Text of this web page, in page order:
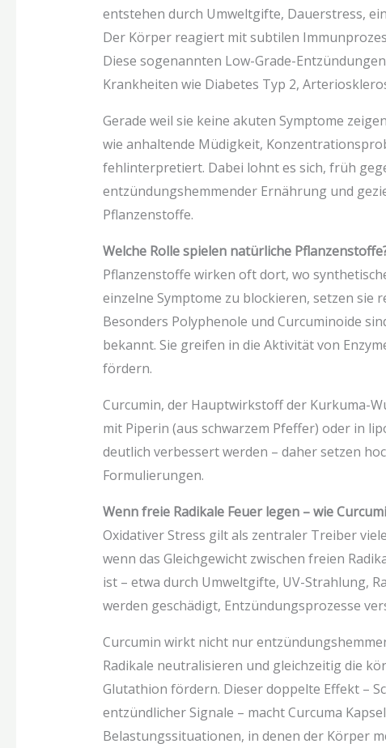
entstehen durch Umweltgifte, Dauerstress,
Der Körper reagiert mit subtilen
Diese sogenannten Low-Grade-
Krankheiten wie Diabetes Typ 2,
Gerade weil sie keine akuten Symptome
wie anhaltende Müdigkeit,
fehlinterpretiert. Dabei lohnt es sich, früh
entzündungshemmender Ernährung und
Pflanzenstoffe.
Welche Rolle spielen natürliche
Pflanzenstoffe wirken oft dort, wo
einzelne Symptome zu blockieren, setzen sie
Besonders Polyphenole und Curcuminoide
bekannt. Sie greifen in die Aktivität von
fördern.
Curcumin, der Hauptwirkstoff der Kurkuma-
mit Piperin (aus schwarzem Pfeffer) oder in
deutlich verbessert werden – daher setzen
Formulierungen.
Wenn freie Radikale Feuer legen – wie
Oxidativer Stress gilt als zentraler Treiber
wenn das Gleichgewicht zwischen freien
ist – etwa durch Umweltgifte, UV-Strahlung,
werden geschädigt, Entzündungsprozesse
Curcumin wirkt nicht nur
Radikale neutralisieren und gleichzeitig die
Glutathion fördern. Dieser doppelte Effekt –
entzündlicher Signale – macht Curcuma
Belastungssituationen, in denen der Körper